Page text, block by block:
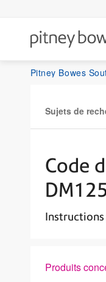
Pitney Bowes
Sujets de
Code
Instructions
Produits